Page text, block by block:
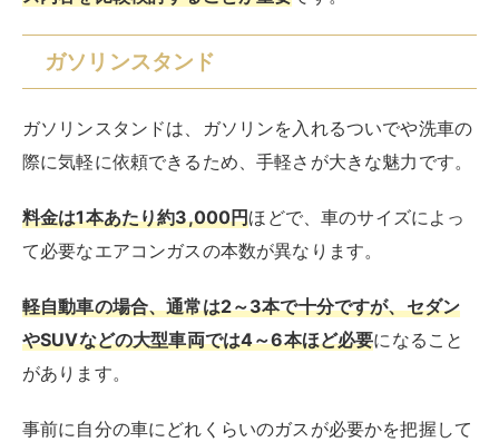
ガソリンスタンド
ガソリンスタンドは、ガソリンを入れるついでや洗車の
際に気軽に依頼できるため、手軽さが大きな魅力です。
料金は1本あたり約3,000円ほどで、車のサイズによっ
て必要なエアコンガスの本数が異なります。
軽自動車の場合、通常は2～3本で十分ですが、セダン
やSUVなどの大型車両では4～6本ほど必要になること
があります。
事前に自分の車にどれくらいのガスが必要かを把握して